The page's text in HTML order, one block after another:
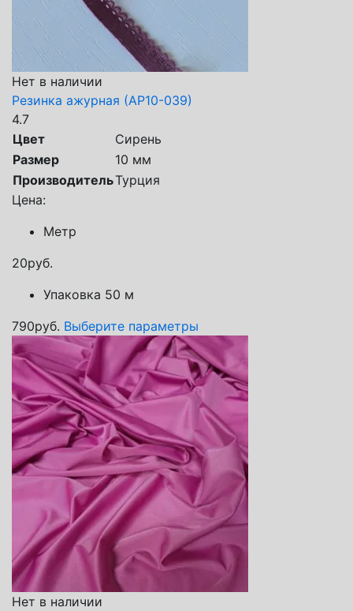
Нет в наличии
Резинка ажурная (АР10-039)
4.7
Цвет
Сирень
Размер
10 мм
ПроизводительТурция
Цена:
Метр
20руб.
Упаковка 50 м
790руб. Выберите параметры
Нет в наличии